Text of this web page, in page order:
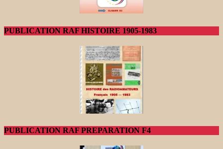
PUBLICATION RAF HISTOIRE 1905-1983
PUBLICATION RAF PREPARATION F4